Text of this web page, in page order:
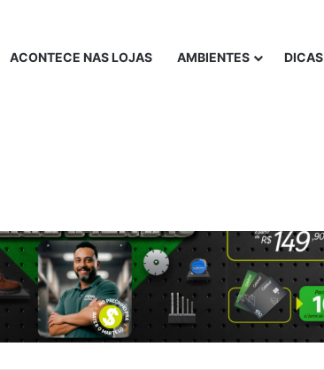
ACONTECE NAS LOJAS AMBIENTES DICAS